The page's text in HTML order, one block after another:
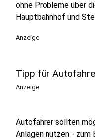
ohne Probleme über
Hauptbahnhof und
Anzeige
Tipp für
Anzeige
Autofahrer sollten
Anlagen nutzen - zum